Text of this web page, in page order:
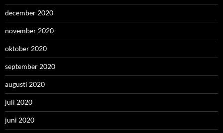
december 2020
november 2020
oktober 2020
september 2020
augusti 2020
juli 2020
juni 2020